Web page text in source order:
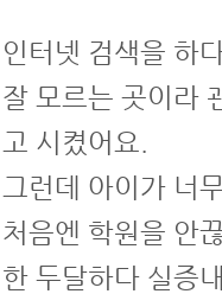
인터넷 검색을 하
잘 모르는 곳이라
고 시켰어요.
그런데 아이가 너
처음엔 학원을 안
한 두달하다 실증